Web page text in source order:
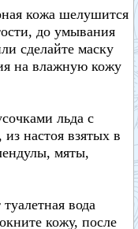
кожа шелушится
до умывания
сделайте маску
на влажную кожу
льда с
настоя взятых в
мяты,
вода
кожу, после